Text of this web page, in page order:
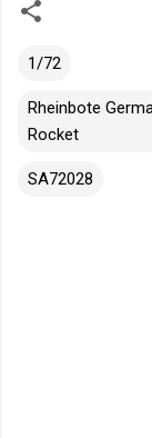
1/72
Rheinbote
Rocket
SA72028